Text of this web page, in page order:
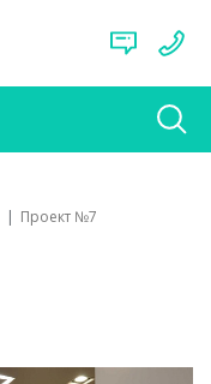
Проект №7